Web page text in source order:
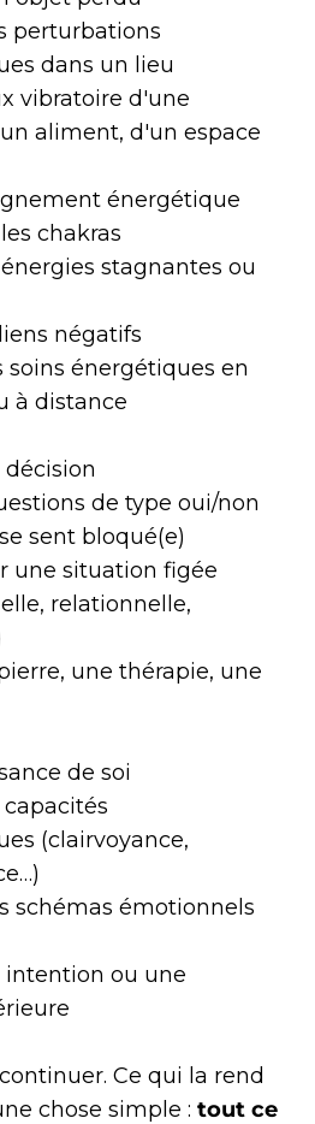
perturbations
dans un lieu
vibratoire d'une
aliment, d'un espace
énergétique
chakras
stagnantes ou
négatifs
soins énergétiques en
à distance
de type oui/non
sent bloqué(e)
une situation figée
relationnelle,
une thérapie, une
de soi
capacités
(clairvoyance,
schémas émotionnels
intention ou une
Ce qui la rend
chose simple : tout ce